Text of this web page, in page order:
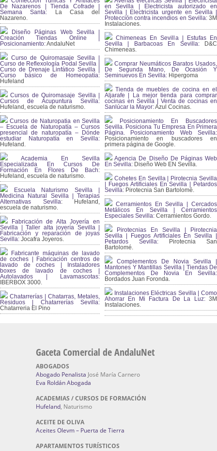
De Nazarenos | Tienda Cofrade |
Semana Santa: La Casa del
Nazareno.
Diseño Páginas Web Sevilla |
Creación Tiendas Online |
Posicionamiento:AndaluNet
Curso de Quiromasaje Sevilla |
Curso de Reflexología Podal Sevilla |
Curso de Drenaje Linfático Sevilla |
Curso básico de Homeopatía:
Hufeland
Cursos de Quiromasaje Sevilla |
Cursos de Acupuntura Sevilla:
Hufeland, escuela de naturismo.
Cursos de Naturopatia en Sevilla
– Escuela de Naturopatía – Cursos
presencial de naturopatía – Dónde
estudiar Naturopatía en Sevilla:
Hufeland.
Academia En Sevilla
Especializada En Cursos De
Formación En Flores De Bach:
Hufeland, escuela de naturismo.
Escuela Naturismo Sevilla |
Medicina Natural Sevilla | Terapias
Alternativas Sevilla: Hufeland,
escuela de naturismo.
Fabricación de Alta Joyería en
Sevilla | Taller alta joyería Sevilla |
Fabricación y reparación de joyas
Sevilla: Jocafra Joyeros.
Fabricante máquinas de lavado
de coches | Fabricación centros de
lavado de coches | Instaladores
boxes de lavado de coches |
Autolavados | Lavamascotas:
IBERBOX 3000.
Chatarrerías | Chatarras, Metales,
Residuos | Chatarrerías Sevilla:
Chatarreria El Pino
en Sevilla | Electricista autorizado en
Sevilla | Electricista urgente en Sevilla |
Protección contra incendios en Sevilla:3M
Instalaciones.
Chimeneas En Sevilla | Estufas En
Sevilla | Barbacoas En Sevilla:D&C
Chimeneas.
Comprar Neumáticos Baratos Usados,
De Segunda Mano, De Ocasión Y
Seminuevos En Sevilla: Hipergoma
Tienda de muebles de cocina en el
Aljarafe | La mejor tienda para comprar
cocinas en Sevilla | Venta de cocinas en
Sanlúcar la Mayor:Azul Cocinas.
Posicionamiento En Buscadores
Sevilla. Posiciona Tu Empresa En Primera
Página. Posicionamiento Web Sevilla:
Posicionamiento en buscadores en
primera página de Google.
Agencia De Diseño De Páginas Web
En Sevilla: Diseño Web EN Sevilla.
Cohetes En Sevilla | Pirotecnia Sevilla
| Fuegos Artificiales En Sevilla | Petardos
Sevilla: Pirotecnia San Bartolomé.
Cerramientos En Sevilla | Cercados
Metálicos En Sevilla | Cerramientos
Especiales Sevilla: Cerramientos Gordo.
Pirotecnias En Sevilla | Pirotecnia
Sevilla | Fuegos Artificiales En Sevilla |
Petardos Sevilla: Pirotecnia San
Bartolomé.
Complementos De Novia Sevilla |
Mantones Y Mantillas Sevilla | Tiendas De
Complementos De Novia En Sevilla:
Bordados Juan Foronda.
Instalaciones Eléctricas Sevilla | Como
Ahorrar En Mi Factura De La Luz:3M
Instalaciones.
Gaceta Comercial de AndaluNet
ABOGADOS
Abogado Penalista José María Carnero
Eva Roldán Abogada
ACADEMIAS / CURSOS DE FORMACIÓN
Hufeland, Naturismo
ACEITE DE OLIVA
Aceites Olevm – Puerta de Tierra
APARTAMENTOS TURÍSTICOS